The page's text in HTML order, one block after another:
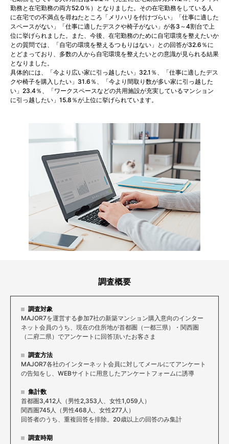
勤務と在宅勤務の両方52.0％）となりました。その在宅勤務をしている人
に在宅での不満点を尋ねたところ「メリハリを付けづらい」「仕事に適した
スペースがない」「仕事に適したデスクや椅子がない」が各3～4割台で上
位に挙げられました。また、今後、在宅勤務のために自宅環境を整えたいか
との質問では、「自宅の環境を整えるつもりはない」との回答が32.6％に
とどまっており、多数の人から自宅環境を整えたいとの意識が見られる結果
となりました。
具体的には、「今より広い家に引っ越したい」32.1％、「仕事に適したデス
クや椅子を購入したい」31.6％、「今より間取り数が多い家に引っ越した
い」23.4％、「ワークスペースなどの共用施設が充実しているマンション
に引っ越したい」15.8％が上位に挙げられています。
調査概要
調査対象
MAJOR7を運営する参加7社の新築マンション購入意向のインター
ネット会員のうち、現在の住所地が首都圏（一都三県）・関西圏
（二府二県）でアンケートに回答頂いたお客さま
調査方法
MAJOR7各社のインターネット会員に対してメールにてアンケート
の告知をし、WEBサイトに用意したアンケートフォームに誘導
集計数
首都圏3,412人（男性2,353人、女性1,059人）
関西圏745人（男性468人、女性277人）
回答者のうち、重複回答を排除。20歳以上の回答のみ集計
調査時期